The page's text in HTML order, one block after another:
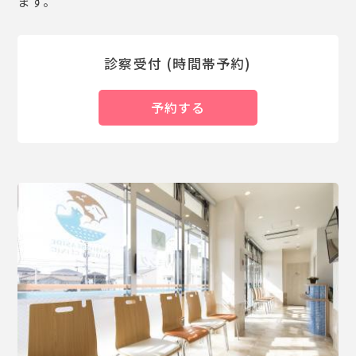
診察受付 (時間帯予約)
予約する